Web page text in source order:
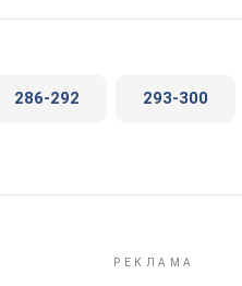
286-292 293-300